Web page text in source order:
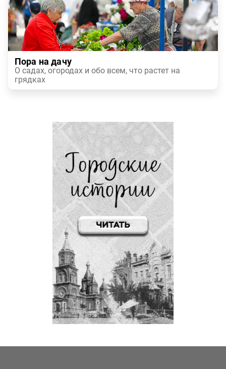
Пора на дачу
О садах, огородах и обо всем, что растет на
грядках